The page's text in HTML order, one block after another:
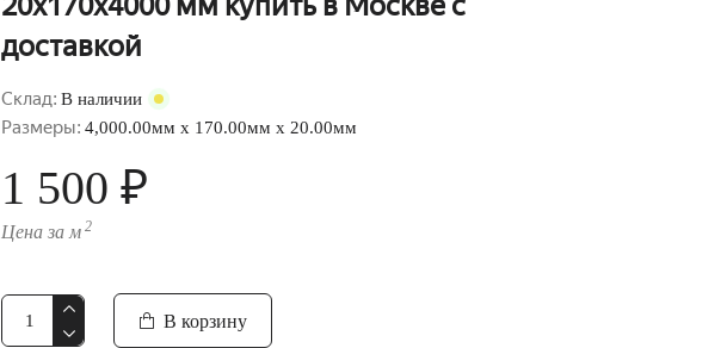
доставкой
Склад: В наличии
Размеры: 4,000.00мм x 170.00мм x 20.00мм
1 500 ₽
В корзину
Цена за м 2